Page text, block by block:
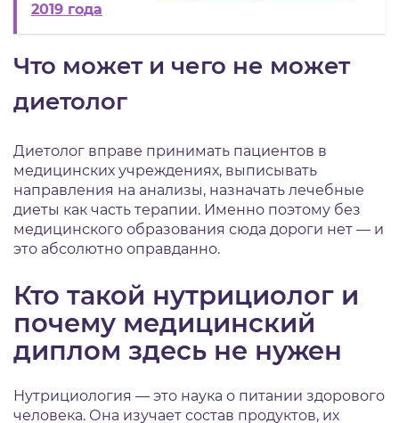
2019 года
Что может и чего не может
диетолог
Диетолог вправе принимать пациентов в
медицинских учреждениях, выписывать
направления на анализы, назначать лечебные
диеты как часть терапии. Именно поэтому без
медицинского образования сюда дороги нет — и
это абсолютно оправданно.
Кто такой нутрициолог и
почему медицинский
диплом здесь не нужен
Нутрициология — это наука о питании здорового
человека. Она изучает состав продуктов, их